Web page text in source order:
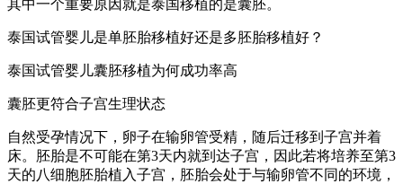
其中一个重要原因就是泰国移植的是囊胚。
泰国试管婴儿是单胚胎移植好还是多胚胎移植好？
泰国试管婴儿囊胚移植为何成功率高
囊胚更符合子宫生理状态
自然受孕情况下，卵子在输卵管受精，随后迁移到子宫并着
床。胚胎是不可能在第3天内就到达子宫，因此若将培养至第3
天的八细胞胚胎植入子宫，胚胎会处于与输卵管不同的环境，